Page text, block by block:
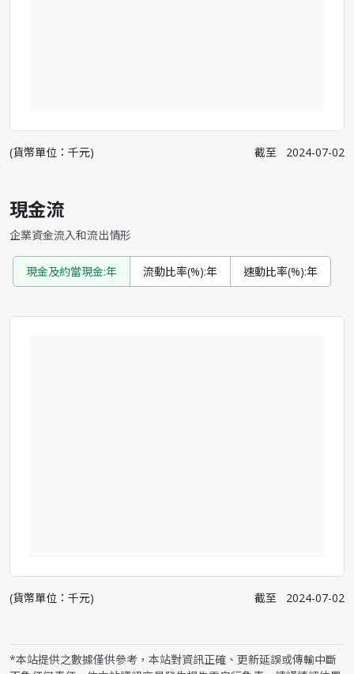
(貨幣單位：千元) 截至 2024-07-02
現金流
企業資金流入和流出情形
現金及約當現金:年 流動比率(%):年 速動比率(%):年
(貨幣單位：千元) 截至 2024-07-02
*本站提供之數據僅供參考，本站對資訊正確、更新延誤或傳輸中斷